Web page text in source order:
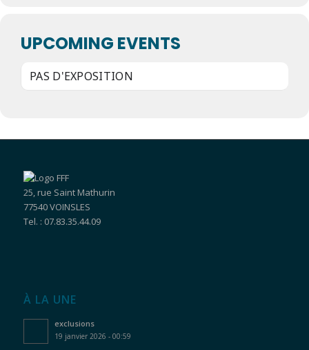
UPCOMING EVENTS
PAS D'EXPOSITION
25, rue Saint Mathurin
77540 VOINSLES
Tel. : 07.83.35.44.09
À LA UNE
exclusions
19 janvier 2026 - 00:59